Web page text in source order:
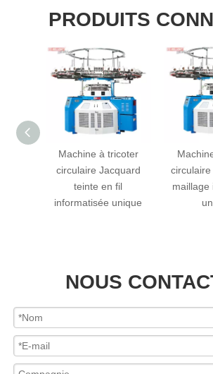
PRODUITS
Machine à tricoter
circulaire Jacquard
teinte en fil
informatisée unique
maillage
NOUS